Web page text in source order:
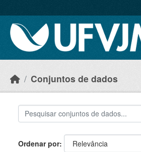
Conjuntos de dados
Ordenar por